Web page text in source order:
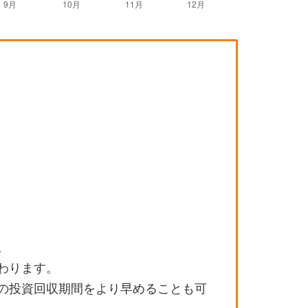
ます。
投資回収期間をより早めることも可